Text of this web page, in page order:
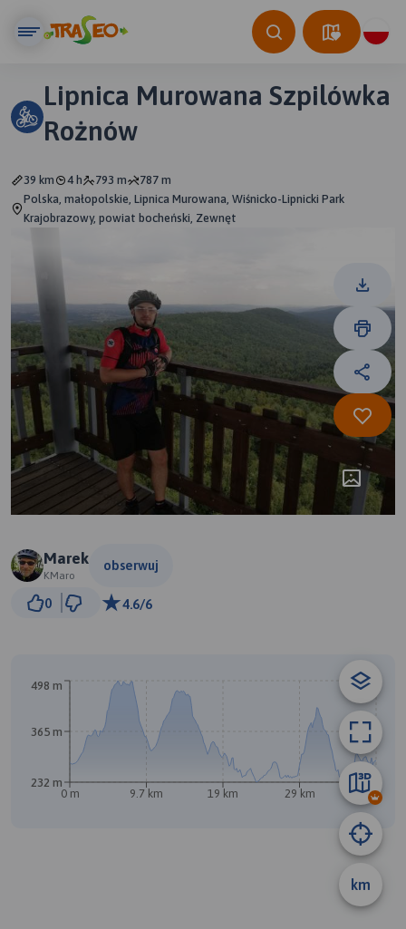
Lipnica Murowana Szpilówka
Rożnów
39 km 4 h 793 m
787 m
Polska, małopolskie, Lipnica Murowana, Wiśnicko-Lipnicki Park
Krajobrazowy, powiat bocheński, Zewnęt
Marek
KMaro
obserwuj
0 4.6/6
km
0 m 9.7 km 19 km 29 km 38 km
232 m
365 m
498 m